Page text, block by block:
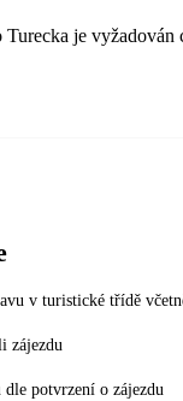
je
v turistické třídě
zájezdu
dle potvrzení o zájezdu